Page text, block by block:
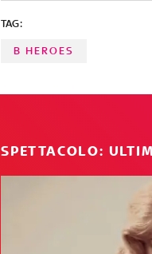
TAG:
B HEROES
SPETTACOLO: